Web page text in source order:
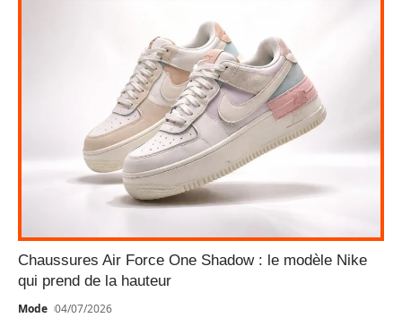
Chaussures Air Force One Shadow : le modèle Nike
qui prend de la hauteur
Mode 04/07/2026